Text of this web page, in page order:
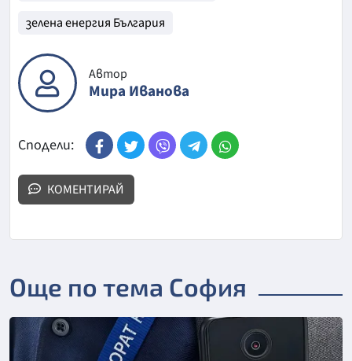
зелена енергия България
Автор
Мира Иванова
Сподели:
КОМЕНТИРАЙ
Още по тема София